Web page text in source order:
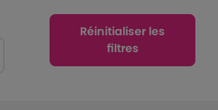
Réinitialiser les
filtres